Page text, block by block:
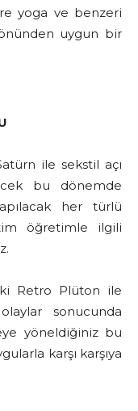
yoga ve benzeri
uygun bir
ile sekstil açı
bu dönemde
her türlü
öğretimle ilgili
Retro Plüton ile
sonucunda
yöneldiğiniz bu
karşı karşıya